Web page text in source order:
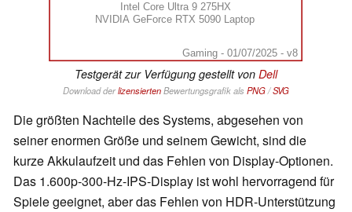
Intel Core Ultra 9 275HX
NVIDIA GeForce RTX 5090 Laptop
Gaming - 01/07/2025 - v8
Testgerät zur Verfügung gestellt von Dell
Download derlizensiertenBewertungsgrafik als PNG/SVG
Die größten Nachteile des Systems, abgesehen von
seiner enormen Größe und seinem Gewicht, sind die
kurze Akkulaufzeit und das Fehlen von Display-Optionen.
Das 1.600p-300-Hz-IPS-Display ist wohl hervorragend für
Spiele geeignet, aber das Fehlen von HDR-Unterstützung